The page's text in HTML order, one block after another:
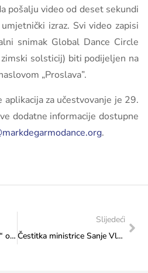
pošalju video od deset sekundi
izraz. Svi video zapisi
snimak Global Dance Circle
solsticij) biti podijeljen na
„Proslava”.
za učestvovanje je 29.
dodatne informacije dostupne
.
Čestitke: Džudisti „Borse“ osvojili tri zlatne medalje na Azijskom kupu
Slijedeći
Čestitka ministrice Sanje Vlaisavljević Savezu košarke u kolicima FBiH